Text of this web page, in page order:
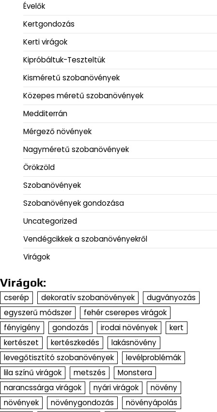
Évelők
Kertgondozás
Kerti virágok
Kipróbáltuk-Teszteltük
Kisméretű szobanövények
Közepes méretű szobanövények
Medditerrán
Mérgező növények
Nagyméretű szobanövények
Örökzöld
Szobanövények
Szobanövények gondozása
Uncategorized
Vendégcikkek a szobanövényekről
Virágok
Virágok:
cserép dekoratív szobanövények
dugványozás
egyszerű módszer
fehér cserepes virágok
fényigény
gondozás irodai növények
kert
kertészet
kertészkedés
lakásnövény
levegőtisztító szobanövények
levélproblémák
lila színű virágok
metszés
Monstera
narancssárga virágok
nyári virágok
növény
növények
növénygondozás növényápolás